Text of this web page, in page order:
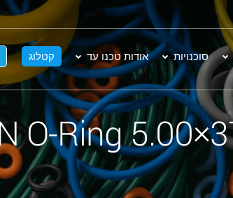
סוכנויות אודות טכנו עד קטלוג